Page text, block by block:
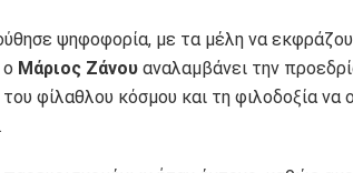
ψηφοφορία, με τα μέλη να
Μάριος Ζάνου αναλαμβάνει την
φίλαθλου κόσμου και τη φιλοδοξία να